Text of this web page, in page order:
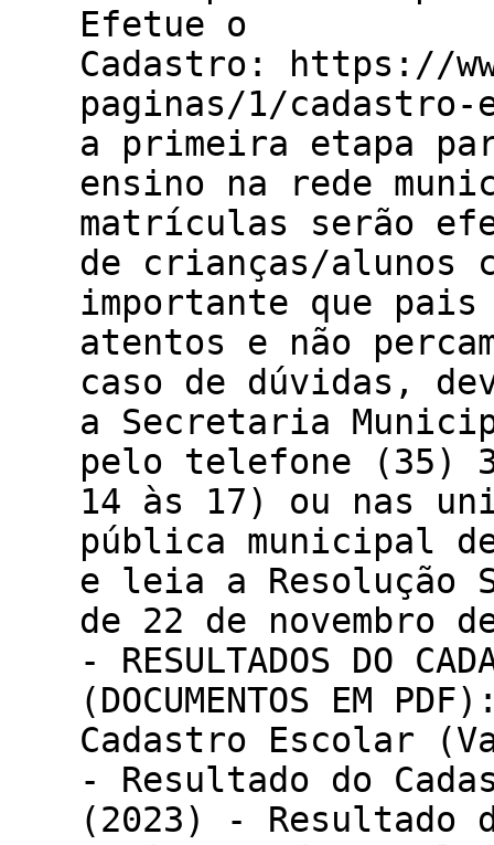
Efetue o
Cadastro: https://
paginas/1/
a primeira etapa
ensino na rede
matrículas serão
de crianças/alunos
importante que pais
atentos e não
caso de dúvidas,
a Secretaria
pelo telefone (35)
14 às 17) ou nas
pública municipal
e leia a Resolução
de 22 de novembro
- RESULTADOS DO
(DOCUMENTOS EM
Cadastro Escolar
- Resultado do
(2023) - Resultado